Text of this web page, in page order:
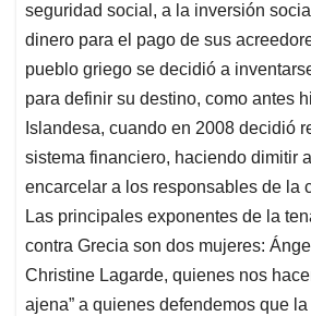
seguridad social, a la inversión
dinero para el pago de sus
pueblo griego se decidió a
para definir su destino, como antes
Islandesa, cuando en 2008 decidió
sistema financiero, haciendo dimitir
encarcelar a los responsables de la
Las principales exponentes de la
contra Grecia son dos mujeres:
Christine Lagarde, quienes nos
ajena” a quienes defendemos que